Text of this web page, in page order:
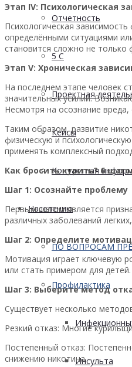
Отчетность
5 С
Проектная
Кейсы
Контактная
Населению
ПО ВОПРОСАМ
Профилактика
Инсульта
Этап IV: Психологическая
Психологическая
определёнными ситуациями
становится сложно не только
Этап V: Хроническая
На последнем этапе человек
значительных усилий.
Несмотря на осознание
Таким образом, развитие
физическую и
применять комплексный
Как бросить курить? 6
Шаг 1: Осознайте проблему
Первым шагом является
различных заболеваний
Шаг 2: Определите
Мотивация играет ключевую
или стать примером для
Шаг 3: Выберите метод
Существует несколько
Резкий отказ: Многие
Постепенный отказ:
снижению никотина.